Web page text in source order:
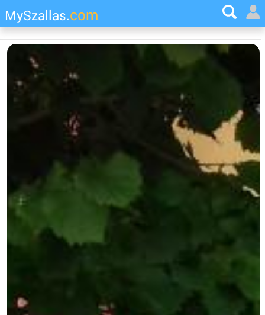
MySzallas.com